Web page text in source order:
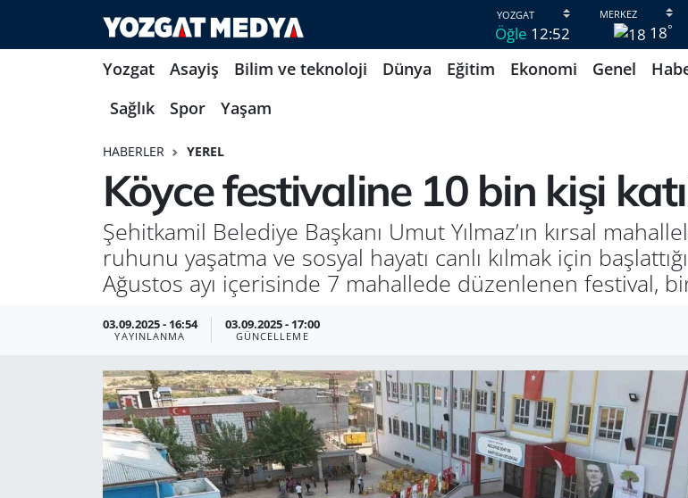
Öğle 12:52 18°
Yozgat Asayiş Bilim ve teknoloji Dünya Eğitim Ekonomi Genel
Sağlık
Spor Yaşam
HABERLER YEREL
Köyce festivaline 10 bin kişi
Şehitkamil Belediye Başkanı Umut Yılmaz’ın kırsal
ruhunu yaşatma ve sosyal hayatı canlı kılmak için
Ağustos ayı içerisinde 7 mahallede düzenlenen festival,
03.09.2025 - 16:54
YAYINLANMA
03.09.2025 - 17:00
GÜNCELLEME